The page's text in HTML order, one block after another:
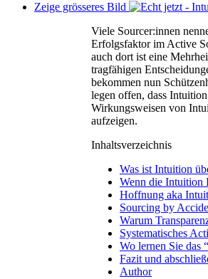
Zeige grösseres Bild
Viele Sourcer:innen
Erfolgsfaktor im Active
auch dort ist eine
tragfähigen
bekommen nun
legen offen, dass
Wirkungsweisen von
aufzeigen.
Inhaltsverzeichnis
Was ist Intuition
Wenn die Intuition
Hoffnung aka
Sourcing by
Warum
Systematisches
Wo lernen Sie das
Fazit und
Author